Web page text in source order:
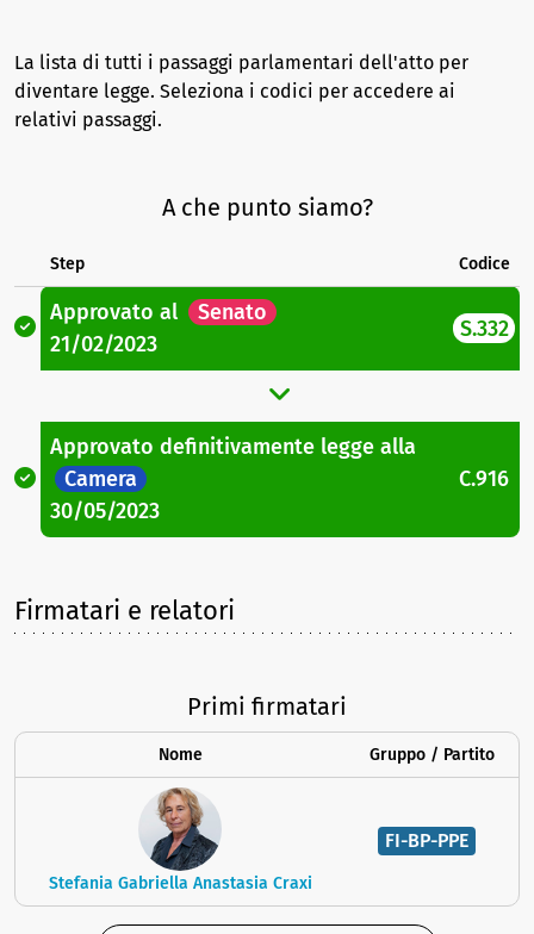
La lista di tutti i passaggi parlamentari dell'atto per
diventare legge. Seleziona i codici per accedere ai
relativi passaggi.
A che punto siamo?
Step Codice
Approvato al
Senato
21/02/2023
S.332
Approvato definitivamente legge alla
Camera
30/05/2023
C.916
Firmatari e relatori
Primi firmatari
Nome Gruppo / Partito
Stefania Gabriella Anastasia Craxi
FI-BP-PPE